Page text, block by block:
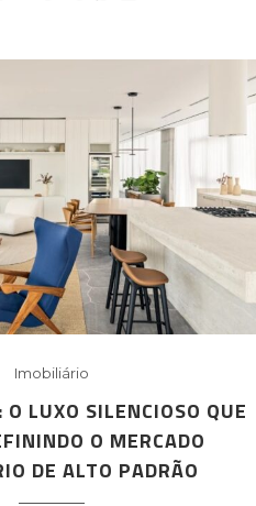
Imobiliário
LUXO SILENCIOSO QUE
O MERCADO
DE ALTO PADRÃO